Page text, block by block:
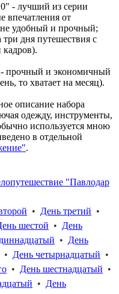
- лучший из серии
впечатления от
удобный и прочный;
три дня путешествия с
прочный и экономичный
то хватает на месяц).
описание набора
одежду, инструменты,
используется мною
в отдельной
.
"Павлодар
• День третий •
шестой • День
• День
• День четырнадцатый •
• День шестнадцатый •
• День